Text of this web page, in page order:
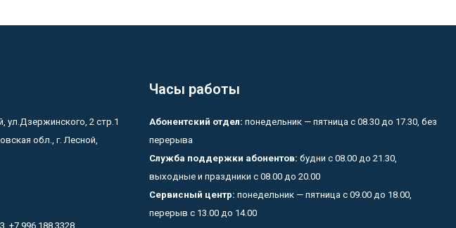
ул.Дзержинского, 2 стр.1
обл., г. Лесной,
+7 996 188 3328
Часы работы
Абонентский отдел: понедельник — пятница с 08.30 до 17.30, без
перерыва
Служба поддержки абонентов: будни с 08.00 до 21.30,
выходные и праздники с 08.00 до 20.00
Сервисный центр: понедельник — пятница с 09.00 до 18.00,
перерыв с 13.00 до 14.00